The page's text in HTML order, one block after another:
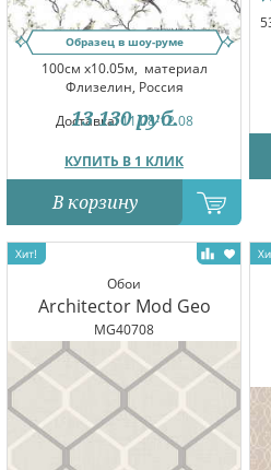
Образец в шоу-руме
100см x10.05м, материал
Флизелин, Россия
Доставка:11.08-12.08
КУПИТЬ В 1 КЛИК
13 130 руб.
В корзину
Обои
Architector Mod Geo
MG40708